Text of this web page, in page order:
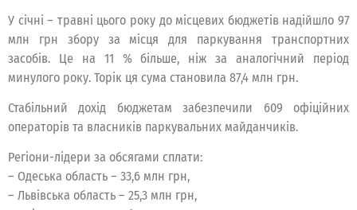
У січні – травні цього року до місцевих бюджетів надійшло 97
млн грн збору за місця для паркування транспортних
засобів. Це на 11 % більше, ніж за аналогічний період
минулого року. Торік ця сума становила 87,4 млн грн.
Стабільний дохід бюджетам забезпечили 609 офіційних
операторів та власників паркувальних майданчиків.
Регіони-лідери за обсягами сплати:
– Одеська область – 33,6 млн грн,
– Львівська область – 25,3 млн грн,